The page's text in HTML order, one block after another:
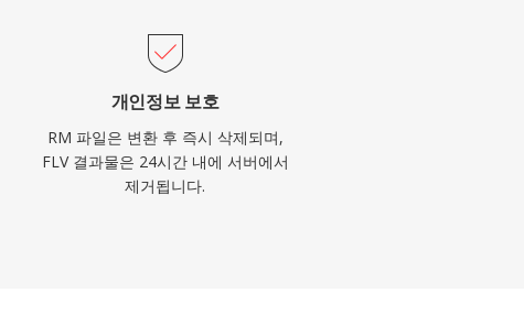
개인정보 보호
RM 파일은 변환 후 즉시 삭제되며,
FLV 결과물은 24시간 내에 서버에서
제거됩니다.